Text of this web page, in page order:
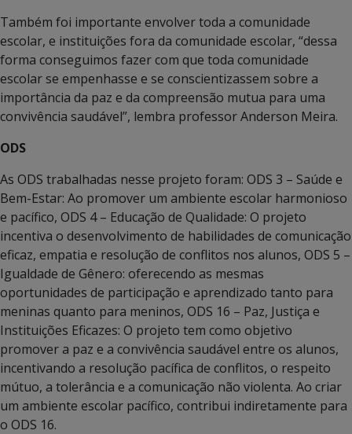
Também foi importante envolver toda a comunidade
escolar, e instituições fora da comunidade escolar, “dessa
forma conseguimos fazer com que toda comunidade
escolar se empenhasse e se conscientizassem sobre a
importância da paz e da compreensão mutua para uma
convivência saudável”, lembra professor Anderson Meira.
ODS
As ODS trabalhadas nesse projeto foram: ODS 3 – Saúde e
Bem-Estar: Ao promover um ambiente escolar harmonioso
e pacífico, ODS 4 – Educação de Qualidade: O projeto
incentiva o desenvolvimento de habilidades de comunicação
eficaz, empatia e resolução de conflitos nos alunos, ODS 5 –
Igualdade de Gênero: oferecendo as mesmas
oportunidades de participação e aprendizado tanto para
meninas quanto para meninos, ODS 16 – Paz, Justiça e
Instituições Eficazes: O projeto tem como objetivo
promover a paz e a convivência saudável entre os alunos,
incentivando a resolução pacífica de conflitos, o respeito
mútuo, a tolerância e a comunicação não violenta. Ao criar
um ambiente escolar pacífico, contribui indiretamente para
o ODS 16.